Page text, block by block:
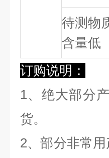
待测物
含量低
订购说明：
1、绝大部分
货。
2、部分非常